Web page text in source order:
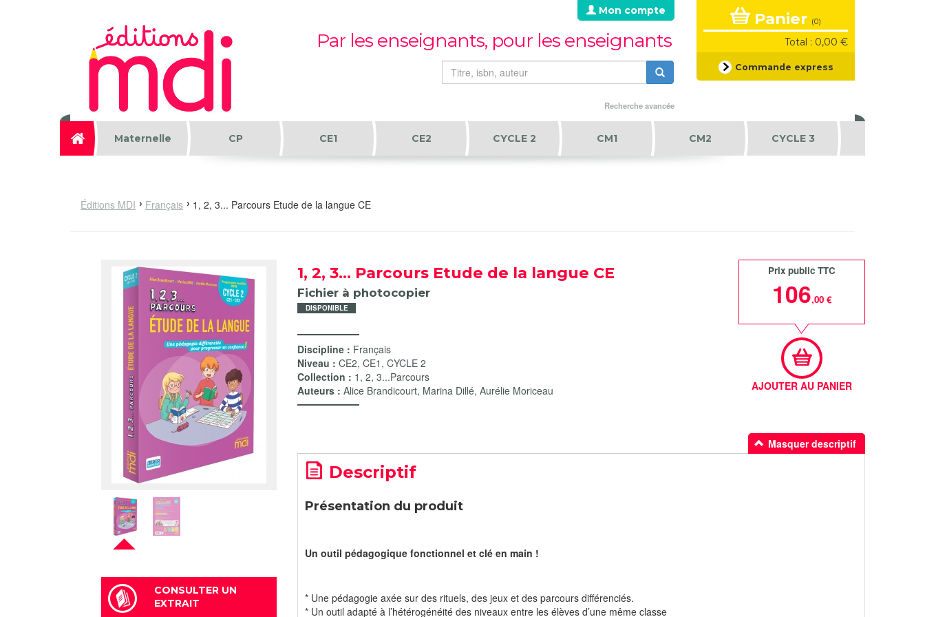
Mon compte
Par les enseignants, pour les enseignants
Formulaire
de
Recherche avancée
Panier (0)
Total : 0,00 €
Commande express
Maternelle CP CE1 CE2 CYCLE 2 CM1 CM2 CYCLE 3
Éditions MDI Français 1, 2, 3... Parcours Etude de la langue CE
CONSULTER UN
EXTRAIT
1, 2, 3... Parcours Etude de la langue CE
Fichier à photocopier
DISPONIBLE
Discipline : Français
Niveau : CE2, CE1 , CYCLE 2
Collection : 1, 2, 3...Parcours
Auteurs : Alice Brandicourt, Marina Dillé, Aurélie Moriceau
Prix public TTC
106,00 €
AJOUTER AU PANIER
Masquer descriptif
Descriptif
Présentation du produit
Un outil pédagogique fonctionnel et clé en main !
* Une pédagogie axée sur des rituels, des jeux et des parcours différenciés.
* Un outil adapté à l’hétérogénéité des niveaux entre les élèves d’une même classe